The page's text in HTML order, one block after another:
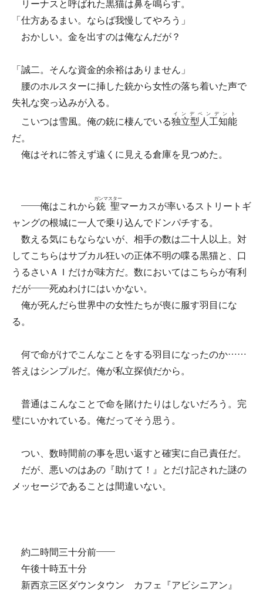
リーナスと呼ばれた黒猫は鼻を鳴らす。
「仕方あるまい。ならば我慢してやろう」
おかしい。金を出すのは俺なんだが？
「誠二。そんな資金的余裕はありません」
腰のホルスターに挿した銃から女性の落ち着いた声で
失礼な突っ込みが入る。
こいつは雪風。俺の銃に棲んでいる独立型人工知能
インデペンデント
だ。
俺はそれに答えず遠くに見える倉庫を見つめた。
――俺はこれから銃聖
ガンマスター
マーカスが率いるストリートギ
ャングの根城に一人で乗り込んでドンパチする。
数える気にもならないが、相手の数は二十人以上。対
してこちらはサブカル狂いの正体不明の喋る黒猫と、口
うるさいＡＩだけが味方だ。数においてはこちらが有利
だが――死ぬわけにはいかない。
俺が死んだら世界中の女性たちが喪に服す羽目にな
る。
何で命がけでこんなことをする羽目になったのか……
答えはシンプルだ。俺が私立探偵だから。
普通はこんなことで命を賭けたりはしないだろう。完
璧にいかれている。俺だってそう思う。
つい、数時間前の事を思い返すと確実に自己責任だ。
だが、悪いのはあの『助けて！』とだけ記された謎の
メッセージであることは間違いない。
約二時間三十分前――
午後十時五十分
新西京三区ダウンタウン カフェ『アビシニアン』